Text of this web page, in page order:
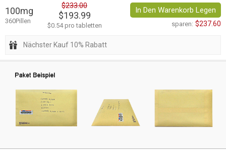
100mg
360Pillen
$233.00
$193.99
$0.54 pro tabletten
In Den Warenkorb Legen
sparen: $237.60
Nächster Kauf 10% Rabatt